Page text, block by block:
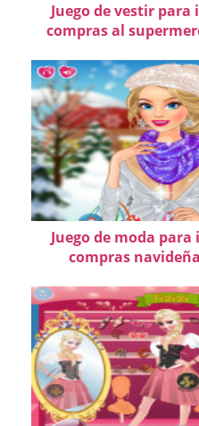
Juego de vestir para
compras al
Juego de moda para
compras